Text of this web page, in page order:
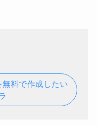
料で作成したい